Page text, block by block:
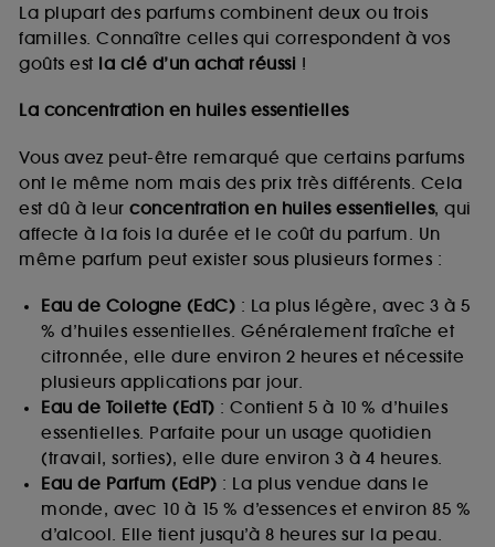
La plupart des parfums combinent deux ou trois
familles. Connaître celles qui correspondent à vos
goûts est la clé d’un achat réussi !
La concentration en huiles essentielles
Vous avez peut-être remarqué que certains parfums
ont le même nom mais des prix très différents. Cela
est dû à leur concentration en huiles essentielles, qui
affecte à la fois la durée et le coût du parfum. Un
même parfum peut exister sous plusieurs formes :
Eau de Cologne (EdC) : La plus légère, avec 3 à 5
% d’huiles essentielles. Généralement fraîche et
citronnée, elle dure environ 2 heures et nécessite
plusieurs applications par jour.
Eau de Toilette (EdT) : Contient 5 à 10 % d’huiles
essentielles. Parfaite pour un usage quotidien
(travail, sorties), elle dure environ 3 à 4 heures.
Eau de Parfum (EdP) : La plus vendue dans le
monde, avec 10 à 15 % d’essences et environ 85 %
d’alcool. Elle tient jusqu’à 8 heures sur la peau.